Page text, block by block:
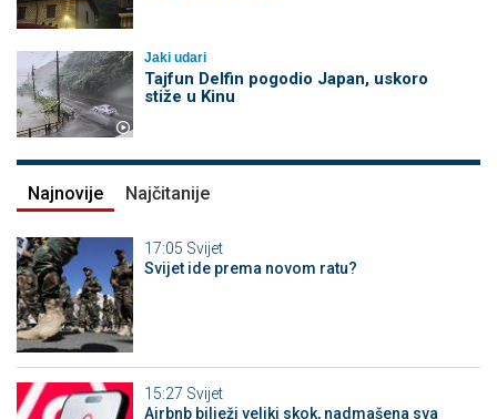
Jaki udari
Tajfun Delfin pogodio Japan, uskoro
stiže u Kinu
Najnovije Najčitanije
17:05 Svijet
Svijet ide prema novom ratu?
15:27 Svijet
Airbnb bilježi veliki skok, nadmašena sva